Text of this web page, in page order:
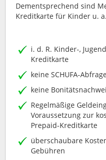
Dementsprechend sind
Kreditkarte für Kinder u.
i. d. R. Kinder-,
Kreditkarte
keine SCHUFA-Abfrage
keine
Regelmäßige
Voraussetzung zur
Prepaid-Kreditkarte
überschaubare
Gebühren